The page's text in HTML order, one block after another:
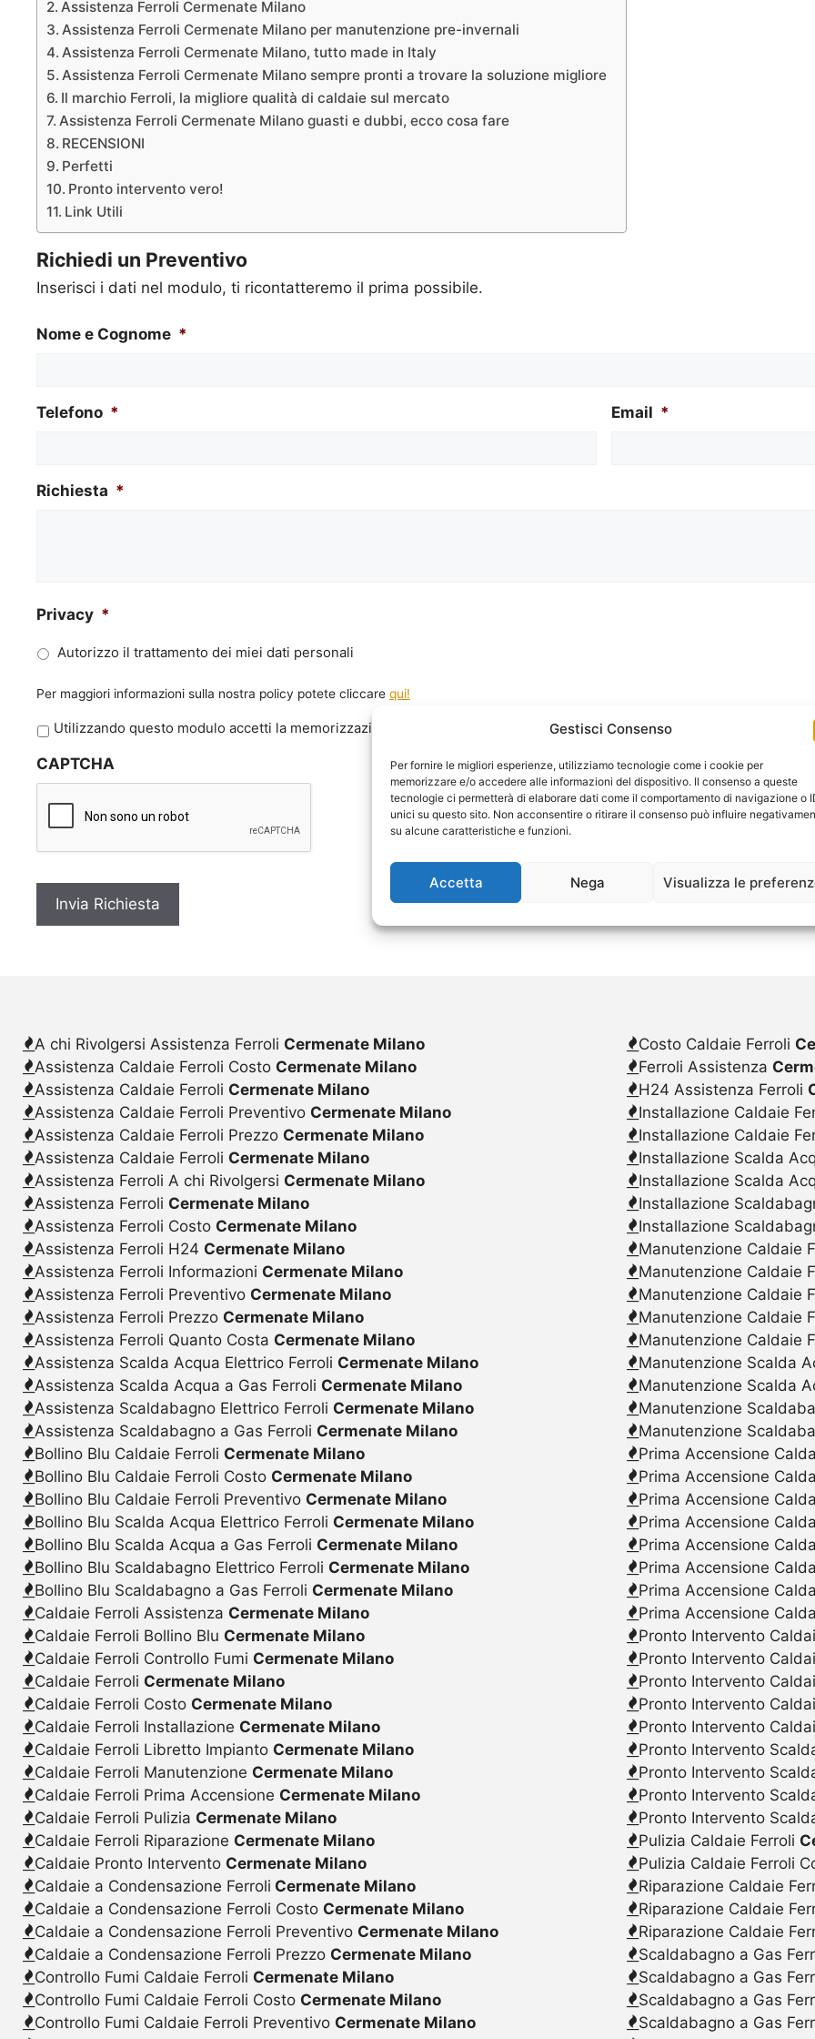
Gestisci Consenso
Per fornire le migliori esperienze, utilizziamo tecnologie come i cookie per
memorizzare e/o accedere alle informazioni del dispositivo. Il consenso a queste
tecnologie ci permetterà di elaborare dati come il comportamento di navigazione o
unici su questo sito. Non acconsentire o ritirare il consenso può influire
su alcune caratteristiche e funzioni.
Accetta Nega Visualizza le
Assistenza Ferroli Cermenate Milano
Assistenza Ferroli Cermenate Milano per manutenzione pre-invernali
Assistenza Ferroli Cermenate Milano, tutto made in Italy
Assistenza Ferroli Cermenate Milano sempre pronti a trovare la soluzione migliore
Il marchio Ferroli, la migliore qualità di caldaie sul mercato
Assistenza Ferroli Cermenate Milano guasti e dubbi, ecco cosa fare
RECENSIONI
Perfetti
Pronto intervento vero!
Link Utili
Richiedi un Preventivo
Inserisci i dati nel modulo, ti ricontatteremo il prima possibile.
Nome e Cognome *
Telefono * Email *
Richiesta *
Privacy *
Autorizzo il trattamento dei miei dati personali
Per maggiori informazioni sulla nostra policy potete cliccare qui!
P
i
v
y
Utilizzando questo modulo accetti la memorizzazione e la gestione dei tuoi dati da questo sito web.
CAPTCHA
A chi Rivolgersi Assistenza Ferroli Cermenate Milano
Assistenza Caldaie Ferroli Costo Cermenate Milano
Assistenza Caldaie Ferroli Cermenate Milano
Assistenza Caldaie Ferroli Preventivo Cermenate Milano
Assistenza Caldaie Ferroli Prezzo Cermenate Milano
Assistenza Caldaie Ferroli Cermenate Milano
Assistenza Ferroli A chi Rivolgersi Cermenate Milano
Assistenza Ferroli Cermenate Milano
Assistenza Ferroli Costo Cermenate Milano
Assistenza Ferroli H24 Cermenate Milano
Assistenza Ferroli Informazioni Cermenate Milano
Assistenza Ferroli Preventivo Cermenate Milano
Assistenza Ferroli Prezzo Cermenate Milano
Assistenza Ferroli Quanto Costa Cermenate Milano
Assistenza Scalda Acqua Elettrico Ferroli Cermenate Milano
Assistenza Scalda Acqua a Gas Ferroli Cermenate Milano
Assistenza Scaldabagno Elettrico Ferroli Cermenate Milano
Assistenza Scaldabagno a Gas Ferroli Cermenate Milano
Bollino Blu Caldaie Ferroli Cermenate Milano
Bollino Blu Caldaie Ferroli Costo Cermenate Milano
Bollino Blu Caldaie Ferroli Preventivo Cermenate Milano
Bollino Blu Scalda Acqua Elettrico Ferroli Cermenate Milano
Bollino Blu Scalda Acqua a Gas Ferroli Cermenate Milano
Bollino Blu Scaldabagno Elettrico Ferroli Cermenate Milano
Bollino Blu Scaldabagno a Gas Ferroli Cermenate Milano
Caldaie Ferroli Assistenza Cermenate Milano
Caldaie Ferroli Bollino Blu Cermenate Milano
Caldaie Ferroli Controllo Fumi Cermenate Milano
Caldaie Ferroli Cermenate Milano
Caldaie Ferroli Costo Cermenate Milano
Caldaie Ferroli Installazione Cermenate Milano
Caldaie Ferroli Libretto Impianto Cermenate Milano
Caldaie Ferroli Manutenzione Cermenate Milano
Caldaie Ferroli Prima Accensione Cermenate Milano
Caldaie Ferroli Pulizia Cermenate Milano
Caldaie Ferroli Riparazione Cermenate Milano
Caldaie Pronto Intervento Cermenate Milano
Caldaie a Condensazione Ferroli Cermenate Milano
Caldaie a Condensazione Ferroli Costo Cermenate Milano
Caldaie a Condensazione Ferroli Preventivo Cermenate Milano
Caldaie a Condensazione Ferroli Prezzo Cermenate Milano
Controllo Fumi Caldaie Ferroli Cermenate Milano
Controllo Fumi Caldaie Ferroli Costo Cermenate Milano
Controllo Fumi Caldaie Ferroli Preventivo Cermenate Milano
Costo Caldaie Ferroli
Ferroli Assistenza
H24 Assistenza Ferroli
Installazione Caldaie
Installazione Caldaie
Installazione Scalda
Installazione Scalda
Installazione
Installazione
Manutenzione Caldaie
Manutenzione Caldaie
Manutenzione Caldaie
Manutenzione Caldaie
Manutenzione Caldaie
Manutenzione Scalda
Manutenzione Scalda
Manutenzione
Manutenzione
Prima Accensione
Prima Accensione
Prima Accensione
Prima Accensione
Prima Accensione
Prima Accensione
Prima Accensione
Prima Accensione
Pronto Intervento
Pronto Intervento
Pronto Intervento
Pronto Intervento
Pronto Intervento
Pronto Intervento
Pronto Intervento
Pronto Intervento
Pronto Intervento
Pulizia Caldaie Ferroli
Pulizia Caldaie Ferroli
Riparazione Caldaie
Riparazione Caldaie
Riparazione Caldaie
Scaldabagno a Gas
Scaldabagno a Gas
Scaldabagno a Gas
Scaldabagno a Gas